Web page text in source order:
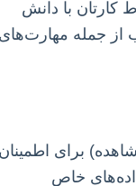
با دانش
از جمله مهارت‌های
برای اطمینان
خاص